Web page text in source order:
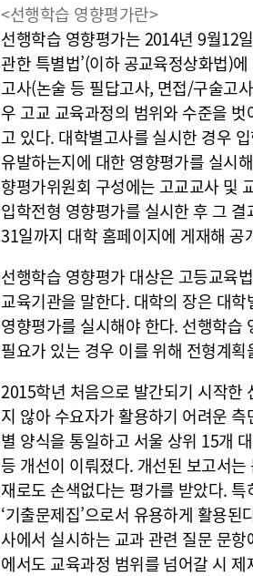
<선행학습 영향평가란>
선행학습 영향평가는 2014년 9월12
관한 특별법’(이하 공교육정상화법)
고사(논술 등 필답고사, 면접/구술고
우 고교 교육과정의 범위와 수준을
고 있다. 대학별고사를 실시한 경우
유발하는지에 대한 영향평가를 실시
향평가위원회 구성에는 고교교사 및
입학전형 영향평가를 실시한 후 그
31일까지 대학 홈페이지에 게재해 공
선행학습 영향평가 대상은 고등교육
교육기관을 말한다. 대학의 장은 대
영향평가를 실시해야 한다. 선행학습
필요가 있는 경우 이를 위해 전형계
2015학년 처음으로 발간되기 시작한
지 않아 수요자가 활용하기 어려운
별 양식을 통일하고 서울 상위 15개
등 개선이 이뤄졌다. 개선된 보고서
재로도 손색없다는 평가를 받았다.
‘기출문제집’으로서 유용하게 활용
사에서 실시하는 교과 관련 질문 문
에서도 교육과정 범위를 넘어갈 시